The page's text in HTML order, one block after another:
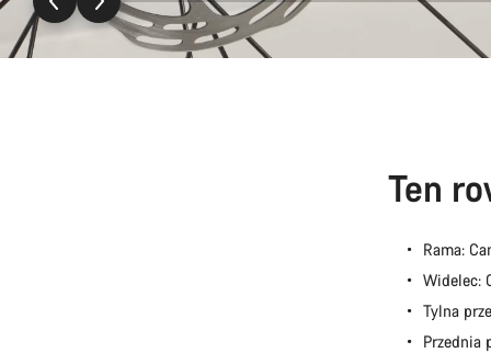
Ten
Rama:
Widelec:
Tylna
Przednia